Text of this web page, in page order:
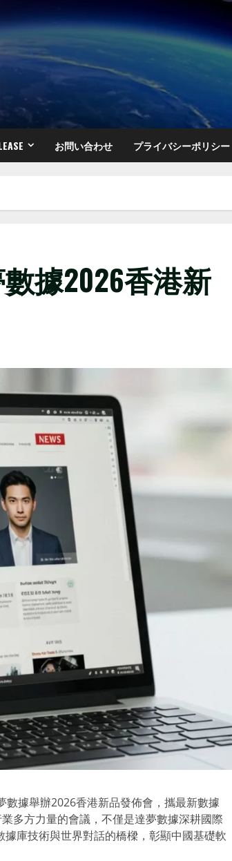
お問い合わせ プライバシーポリシー
據2026香港新
據舉辦2026香港新品發佈會，攜最新數據
多方力量的會議，不僅是達夢數據深耕國際
庫技術與世界對話的橋樑，彰顯中國基礎軟